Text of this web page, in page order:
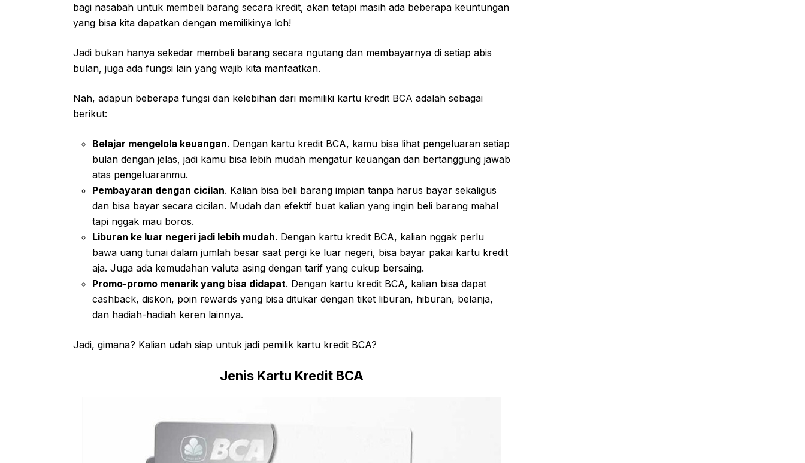
bagi nasabah untuk membeli barang secara kredit, akan tetapi masih ada beberapa keuntungan
yang bisa kita dapatkan dengan memilikinya loh!
Jadi bukan hanya sekedar membeli barang secara ngutang dan membayarnya di setiap abis
bulan, juga ada fungsi lain yang wajib kita manfaatkan.
Nah, adapun beberapa fungsi dan kelebihan dari memiliki kartu kredit BCA adalah sebagai
berikut:
Belajar mengelola keuangan. Dengan kartu kredit BCA, kamu bisa lihat pengeluaran setiap
bulan dengan jelas, jadi kamu bisa lebih mudah mengatur keuangan dan bertanggung jawab
atas pengeluaranmu.
Pembayaran dengan cicilan. Kalian bisa beli barang impian tanpa harus bayar sekaligus
dan bisa bayar secara cicilan. Mudah dan efektif buat kalian yang ingin beli barang mahal
tapi nggak mau boros.
Liburan ke luar negeri jadi lebih mudah. Dengan kartu kredit BCA, kalian nggak perlu
bawa uang tunai dalam jumlah besar saat pergi ke luar negeri, bisa bayar pakai kartu kredit
aja. Juga ada kemudahan valuta asing dengan tarif yang cukup bersaing.
Promo-promo menarik yang bisa didapat. Dengan kartu kredit BCA, kalian bisa dapat
cashback, diskon, poin rewards yang bisa ditukar dengan tiket liburan, hiburan, belanja,
dan hadiah-hadiah keren lainnya.
Jadi, gimana? Kalian udah siap untuk jadi pemilik kartu kredit BCA?
Jenis Kartu Kredit BCA